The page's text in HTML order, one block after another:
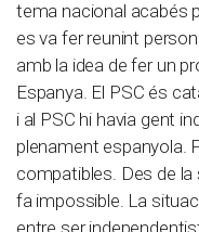
tema nacional acabés
es va fer reunint
amb la idea de fer un
Espanya. El PSC és
i al PSC hi havia gent
plenament espanyola.
compatibles. Des de la
fa impossible. La
entre ser